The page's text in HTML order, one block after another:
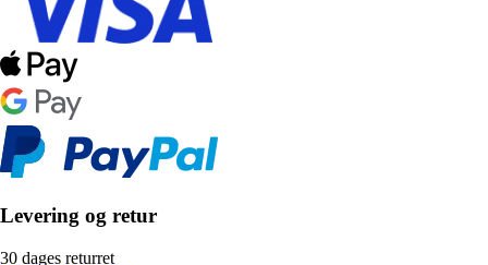
Levering og retur
30 dages returret